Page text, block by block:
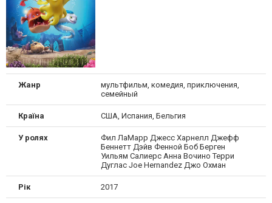
Жанр
мультфильм, комедия, приключения,
семейный
Країна США, Испания, Бельгия
У ролях
Фил ЛаМарр Джесс Харнелл Джефф
Беннетт Дэйв Фенной Боб Берген
Уильям Салиерс Анна Вочино Терри
Дуглас Joe Hernandez Джо Охман
Рік 2017